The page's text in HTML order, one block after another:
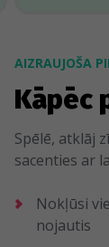
AIZRAUJOŠA
Kāpēc
Spēlē, atklāj
sacenties ar
Nokļūsi
nojautis